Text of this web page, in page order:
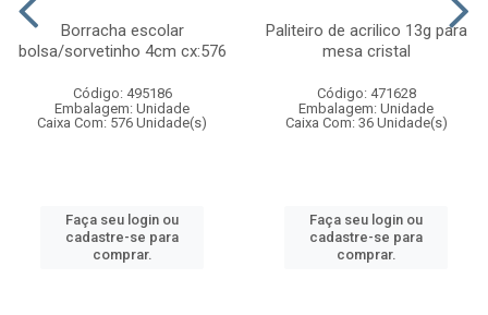
Borracha escolar
bolsa/sorvetinho 4cm cx:576
Código: 495186
Embalagem: Unidade
Caixa Com: 576 Unidade(s)
Faça seu login ou
cadastre-se para
comprar.
Paliteiro de acrilico 13g para
mesa cristal
Código: 471628
Embalagem: Unidade
Caixa Com: 36 Unidade(s)
Faça seu login ou
cadastre-se para
comprar.